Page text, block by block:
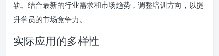
轨。结合最新的行业需求和市场趋势，调整培训方向，以提
升学员的市场竞争力。
实际应用的多样性